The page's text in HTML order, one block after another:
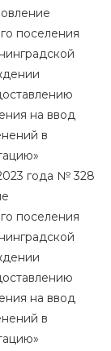
поселения
на ввод
в
года № 328
поселения
на ввод
в